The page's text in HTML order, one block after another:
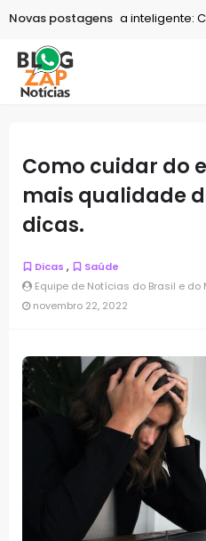
Tecnologia inteligente:
Novas postagens
Como cuidar do
mais qualidade
dicas.
Dicas ,
Saúde
Equipe de Notícias do Brasil e do
novembro 22, 2022